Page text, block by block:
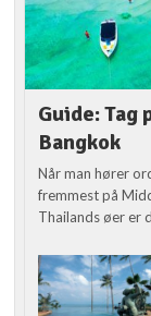
Guide:
Bangkok
Når man hører
fremmest på
Thailands øer er